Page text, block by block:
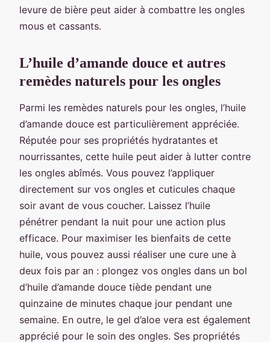
levure de bière peut aider à combattre les ongles
mous et cassants.
L’huile d’amande douce et autres
remèdes naturels pour les ongles
Parmi les remèdes naturels pour les ongles, l’huile
d’amande douce est particulièrement appréciée.
Réputée pour ses propriétés hydratantes et
nourrissantes, cette huile peut aider à lutter contre
les ongles abîmés. Vous pouvez l’appliquer
directement sur vos ongles et cuticules chaque
soir avant de vous coucher. Laissez l’huile
pénétrer pendant la nuit pour une action plus
efficace. Pour maximiser les bienfaits de cette
huile, vous pouvez aussi réaliser une cure une à
deux fois par an : plongez vos ongles dans un bol
d’huile d’amande douce tiède pendant une
quinzaine de minutes chaque jour pendant une
semaine. En outre, le gel d’aloe vera est également
apprécié pour le soin des ongles. Ses propriétés